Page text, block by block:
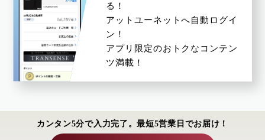
ルズ・ワールド
る！
アットユーネットへ自動ログイ
ン！
アプリ限定のおトクなコンテン
ツ満載！
カンタン5分で入力完了。最短5営業日でお届け！